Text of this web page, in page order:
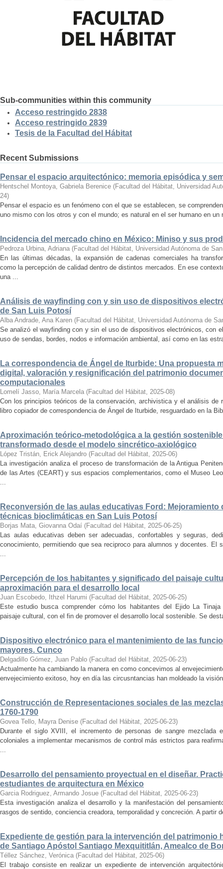
Sub-communities within this community
Acceso restringido 2838
Acceso restringido 2839
Tesis de la Facultad del Hábitat
Recent Submissions
Pensar el espacio arquitectónico: memoria episódica y
Hentschel Montoya, Gabriela Berenice (Facultad del Hábitat, Universidad
24)
Pensar el espacio es un fenómeno con el que se establecen, se
uno mismo con los otros y con el mundo; es natural en el ser humano en
Incidencia del mercado chino en México: Miniso y sus
Pedroza Urbina, Adriana (Facultad del Hábitat, Universidad Autónoma de
En las últimas décadas, la expansión de cadenas comerciales ha
como la percepción de calidad dentro de distintos mercados. En ese
una ...
Análisis de wayfinding con y sin uso de dispositivos
de San Luis Potosí
Alba Andrade, Ana Karen (Facultad del Hábitat, Universidad Autónoma de
Se analizó el wayfinding con y sin el uso de dispositivos electrónicos, con
uso de sendas, bordes, nodos e información ambiental, así como en las
La correspondencia de Ángel de Iturbide: Una propuesta
digital, valoración y resignificación del patrimonio
computacionales
Lomelí Jasso, María Marcela (Facultad del Hábitat, 2025-08)
Con los principios teóricos de la conservación, archivistica y el análisis de
libro copiador de correspondencia de Ángel de Iturbide, resguardado en la
Aproximación teórico-metodológica a la gestión
transformado desde el modelo sincrético-axiológico
López Tristán, Erick Alejandro (Facultad del Hábitat, 2025-06)
La investigación analiza el proceso de transformación de la Antigua
de las Artes (CEART) y sus espacios complementarios, como el Museo
...
Reconversión de las aulas educativas Ford:
técnicas bioclimáticas en San Luis Potosí
Borjas Mata, Giovanna Odaí (Facultad del Hábitat, 2025-06-25)
Las aulas educativas deben ser adecuadas, confortables y seguras,
conocimiento, permitiendo que sea reciproco para alumnos y docentes. El
...
Percepción de los habitantes y significado del paisaje
aproximación para el desarrollo local
Juan Escobedo, Ithzel Harumi (Facultad del Hábitat, 2025-06-25)
Este estudio busca comprender cómo los habitantes del Ejido La
paisaje cultural, con el fin de promover el desarrollo local sostenible. Se
Dispositivo electrónico para el mantenimiento de las
mayores. Cunco
Delgadillo Gómez, Juan Pablo (Facultad del Hábitat, 2025-06-23)
Actualmente ha cambiando la manera en como concevimos al
envejecimiento exitoso, hoy en día las circusntancias han moldeado la
Construcción de Representaciones sociales de las
1760-1790
Govea Tello, Mayra Denise (Facultad del Hábitat, 2025-06-23)
Durante el siglo XVIII, el incremento de personas de sangre
coloniales a implementar mecanismos de control más estrictos para
...
Desarrollo del pensamiento proyectual en el diseñar.
estudiantes de arquitectura en México
Garcia Rodriguez, Armando Josue (Facultad del Hábitat, 2025-06-23)
Esta investigación analiza el desarrollo y la manifestación del
rasgos de sentido, conciencia creadora, temporalidad y concreción. A partir
Expediente de gestión para la intervención del patrimonio
de Santiago Apóstol Santiago Mexquititlán, Amealco de
Téllez Sánchez, Verónica (Facultad del Hábitat, 2025-06)
El trabajo consiste en realizar un expediente de intervención